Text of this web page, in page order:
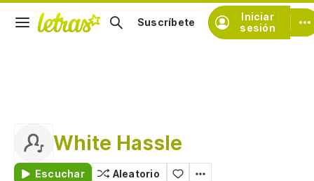
Iniciar
sesión
Suscríbete
White Hassle
Escuchar Aleatorio